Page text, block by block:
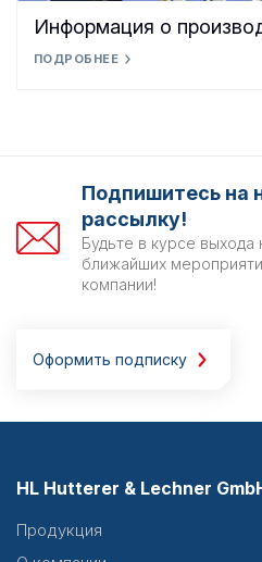
Информация о
ПОДРОБНЕЕ
Подпишитесь на
рассылку!
Будьте в курсе выхода
ближайших
компании!
Оформить подписку
HL Hutterer & Lechner
Продукция